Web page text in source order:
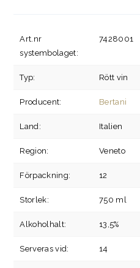
Art.nr
systembolaget:
7428001
Typ: Rött vin
Producent: Bertani
Land: Italien
Region: Veneto
Förpackning: 12
Storlek: 750 ml
Alkoholhalt: 13,5%
Serveras vid: 14